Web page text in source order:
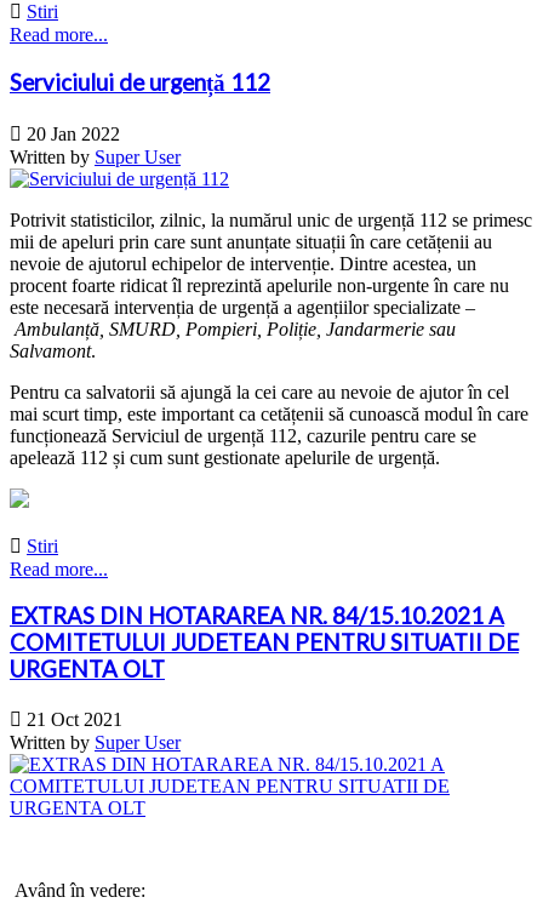
 Stiri
Read more...
Serviciului de urgență 112
 20 Jan 2022
Written by Super User
Potrivit statisticilor, zilnic, la numărul unic de urgență 112 se primesc
mii de apeluri prin care sunt anunțate situații în care cetățenii au
nevoie de ajutorul echipelor de intervenție. Dintre acestea, un
procent foarte ridicat îl reprezintă apelurile non-urgente în care nu
este necesară intervenția de urgență a agențiilor specializate –
Ambulanță, SMURD, Pompieri, Poliție, Jandarmerie sau
Salvamont.
Pentru ca salvatorii să ajungă la cei care au nevoie de ajutor în cel
mai scurt timp, este important ca cetățenii să cunoască modul în care
funcționează Serviciul de urgență 112, cazurile pentru care se
apelează 112 și cum sunt gestionate apelurile de urgență.
 Stiri
Read more...
EXTRAS DIN HOTARAREA NR. 84/15.10.2021 A
COMITETULUI JUDETEAN PENTRU SITUATII DE
URGENTA OLT
 21 Oct 2021
Written by Super User
Având în vedere: